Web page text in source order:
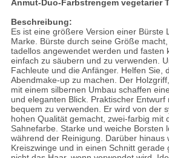
Anmut-Duo-Farbstrengem vegetarier
Beschreibung:
Es ist eine größere Version einer Bürste
Marke. Bürste durch seine Größe
tadellos angewendet werden und fasten
einfach zu säubern und zu verwenden.
Fachleute und die Anfänger. Helfen Sie,
Abendmake-up zu machen. Der
mit einem silbernen Umbau schaffen
und eleganten Blick. Praktischer Entwurf
bequem zu verwenden. Er wird von der
hohen Qualität gemacht, zwei-farbig mit
Sahnefarbe. Starke und weiche Borsten
während der Reinigung. Darüber hinaus
Kreiszwinge und in einen Schnitt gerade